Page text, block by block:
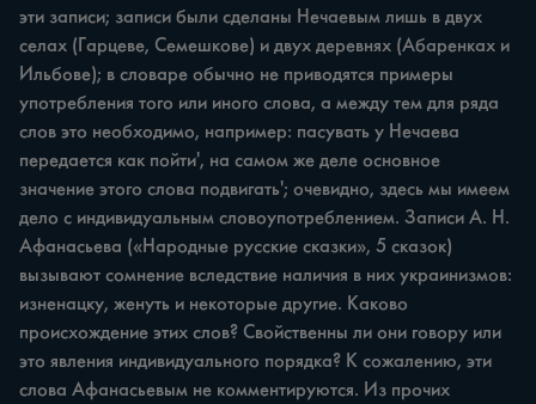
эти записи; записи были сделаны Нечаевым лишь в двух
селах (Гарцеве, Семешкове) и двух деревнях (Абаренках и
Ильбове); в словаре обычно не приводятся примеры
употребления того или иного слова, а между тем для ряда
слов это необходимо, например: пасувать у Нечаева
передается как пойти', на самом же деле основное
значение этого слова подвигать'; очевидно, здесь мы имеем
дело с индивидуальным словоупотреблением. Записи А. Н.
Афанасьева («Народные русские сказки», 5 сказок)
вызывают сомнение вследствие наличия в них украинизмов:
изненацку, женуть и некоторые другие. Каково
происхождение этих слов? Свойственны ли они говору или
это явления индивидуального порядка? К сожалению, эти
слова Афанасьевым не комментируются. Из прочих